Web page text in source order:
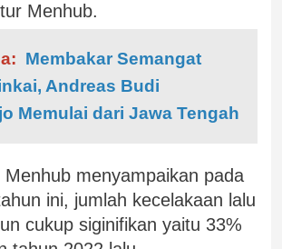
Menhub.
Membakar Semangat
Andreas Budi
Memulai dari Jawa Tengah
Menhub menyampaikan pada
ini, jumlah kecelakaan lalu
cukup siginifikan yaitu 33%